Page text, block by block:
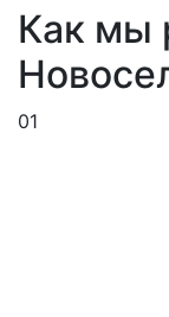
Как мы
01